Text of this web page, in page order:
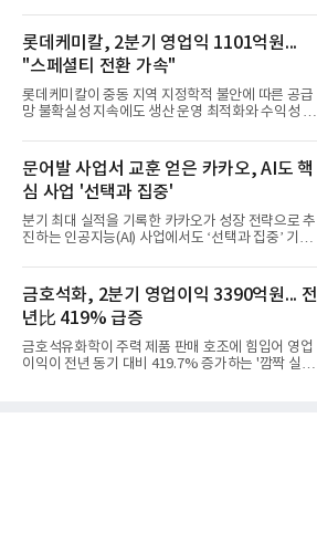
롯데케미칼, 2분기 영업익 1101억원...
"스페셜티 전환 가속"
롯데케미칼이 중동 지역 지정학적 불안에 따른 공급
망 불확실성 지속에도 생산 운영 최적화와 수익성 중
어갔다.롯데케미칼이 2026년 2분기 연결 기준 매출
액 5조6864억원, 영업이익 1101억원을 기록했다고 7
일 밝혔다. 사업별로는 기초화학 부문(롯데케미칼 기
초소재사업·LC타이탄·LC USA·롯데대산석화)이 매
출 3조9403억원, 영업이익 23억원을 기록했다. 정기
보수 영향과 원료 가격 변동에 따른 래깅 효과로 전분
기 대비 수익성은 둔화됐지만 흑자 전환 흐름을 유지
우호적인 환율 효과
문어발 사업서 교훈 얻은 카카오, AI도 핵
심 사업 '선택과 집중'
분기 최대 실적을 기록한 카카오가 성장 전략으로 추
진하는 인공지능(AI) 사업에서도 ‘선택과 집중’ 기조
라 투자에 나서는 것과 달리, 카카오는 ‘카카오톡’이
라는 플랫폼 경쟁력을 활용한 AI 에이전트 서비스에
집중하는 전략이다. 과거 무리한 사업 확장 과정에서
겪었던 시행착오를 되풀이하지 않고 핵심 역량에 집
중하겠다는 취지로 풀이된다.7일 업계에 따르면 카카
오는 올해 2분기 연결 기준 매출 2조985억원, 영업이
익 2770억원을 기록했다. 전년 동기 대비 매출과 영업
금호석화, 2분기 영업이익 3390억원... 전
년比 419% 급증
금호석유화학이 주력 제품 판매 호조에 힘입어 영업
이익이 전년 동기 대비 419.7% 증가하는 '깜짝 실